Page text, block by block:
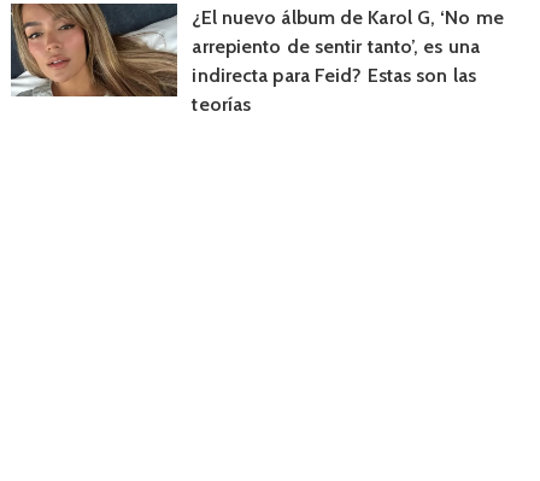
¿El nuevo álbum de Karol G, ‘No me
arrepiento de sentir tanto’, es una
indirecta para Feid? Estas son las
teorías